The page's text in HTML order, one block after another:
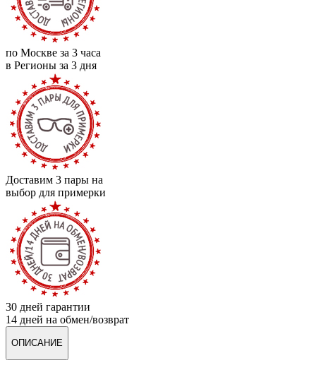
по Москве за 3 часа
в Регионы за 3 дня
Доставим 3 пары на
выбор для примерки
30 дней гарантии
14 дней на обмен/возврат
ОПИСАНИЕ